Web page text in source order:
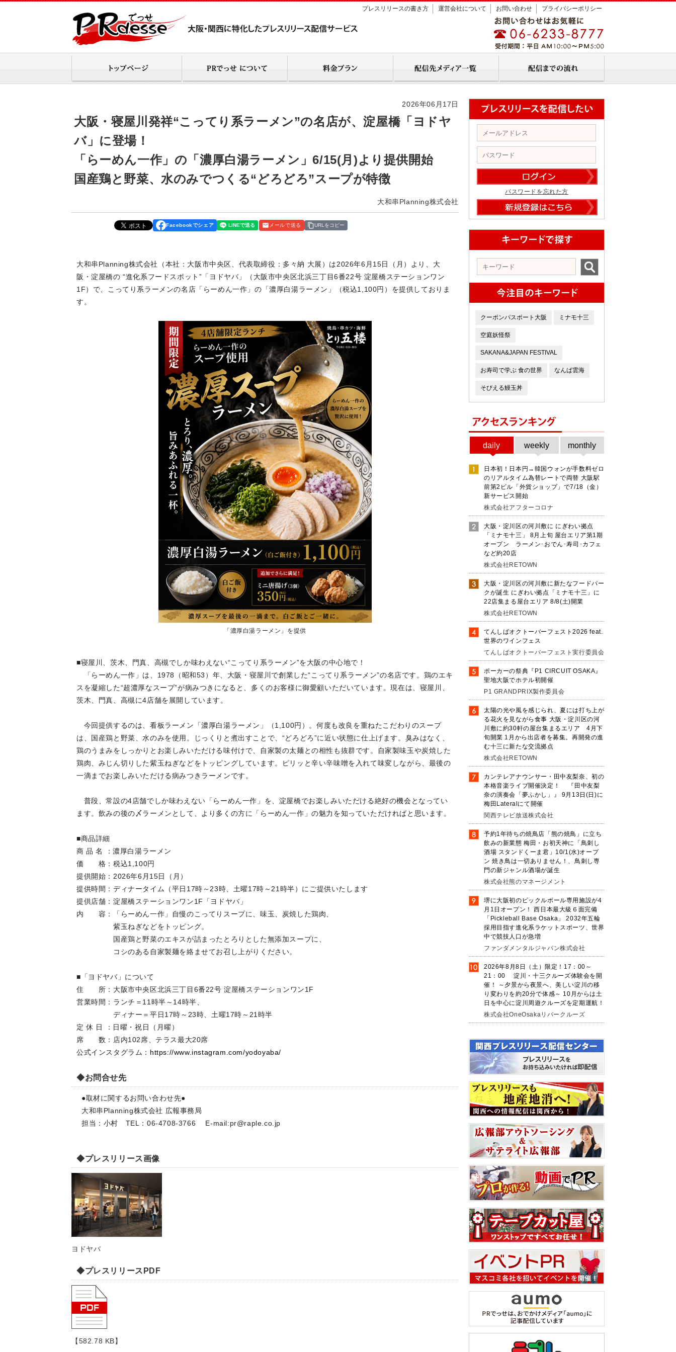
プレスリリースの書き方 運営会社について お問い合わせ プライバシーポリシー
2026年06月17日
大阪・寝屋川発祥“こってり系ラーメン”の名店が、淀屋橋「ヨドヤ
バ」に登場！
「らーめん一作」の「濃厚白湯ラーメン」6/15(月)より提供開始
国産鶏と野菜、水のみでつくる“どろどろ”スープが特徴
大和串Planning株式会社
Facebookでシェア メールで送る URLをコピー
大和串Planning株式会社（本社：大阪市中央区、代表取締役：多々納 大展）は2026年6月15日（月）より、大
阪・淀屋橋の “進化系フードスポット”「ヨドヤバ」（大阪市中央区北浜三丁目6番22号 淀屋橋ステーションワン
1F）で、こってり系ラーメンの名店「らーめん一作」の「濃厚白湯ラーメン」（税込1,100円）を提供しておりま
す。
「濃厚白湯ラーメン」を提供
■寝屋川、茨木、門真、高槻でしか味わえない“こってり系ラーメン”を大阪の中心地で！
「らーめん一作」は、1978（昭和53）年、大阪・寝屋川で創業した“こってり系ラーメン”の名店です。鶏のエキ
スを凝縮した“超濃厚なスープ”が病みつきになると、多くのお客様に御愛顧いただいています。現在は、寝屋川、
茨木、門真、高槻に4店舗を展開しています。
今回提供するのは、看板ラーメン「濃厚白湯ラーメン」（1,100円）。何度も改良を重ねたこだわりのスープ
は、国産鶏と野菜、水のみを使用。じっくりと煮出すことで、“どろどろ”に近い状態に仕上げます。臭みはなく、
鶏のうまみをしっかりとお楽しみいただける味付けで、自家製の太麺との相性も抜群です。自家製味玉や炭焼した
鶏肉、みじん切りした紫玉ねぎなどをトッピングしています。ピリッと辛い辛味噌を入れて味変しながら、最後の
一滴までお楽しみいただける病みつきラーメンです。
普段、常設の4店舗でしか味わえない「らーめん一作」を、淀屋橋でお楽しみいただける絶好の機会となってい
ます。飲みの後の〆ラーメンとして、より多くの方に「らーめん一作」の魅力を知っていただければと思います。
■商品詳細
商 品 名 ：濃厚白湯ラーメン
価 格：税込1,100円
提供開始：2026年6月15日（月）
提供時間：ディナータイム（平日17時～23時、土曜17時～21時半）にご提供いたします
提供店舗：淀屋橋ステーションワン1F「ヨドヤバ」
内 容：「らーめん一作」自慢のこってりスープに、味玉、炭焼した鶏肉、
紫玉ねぎなどをトッピング。
国産鶏と野菜のエキスが詰まったとろりとした無添加スープに、
コシのある自家製麺を絡ませてお召し上がりください。
■「ヨドヤバ」について
住 所：大阪市中央区北浜三丁目6番22号 淀屋橋ステーションワン1F
営業時間：ランチ＝11時半～14時半、
ディナー＝平日17時～23時、土曜17時～21時半
定 休 日 ：日曜・祝日（月曜）
席 数：店内102席、テラス最大20席
公式インスタグラム： https://www.instagram.com/yodoyaba/
◆お問合せ先
●取材に関するお問い合わせ先●
大和串Planning株式会社 広報事務局
担当：小村 TEL：06-4708-3766 E-mail:pr@raple.co.jp
◆プレスリリース画像
ヨドヤバ
◆プレスリリースPDF
【582.78 KB】
パスワードを忘れた方
クーポンパスポート大阪 ミナモ十三
空庭妖怪祭
SAKANA&JAPAN FESTIVAL
お寿司で学ぶ 食の世界 なんば雲海
そびえる鰻玉丼
daily weekly monthly
日本初！日本円→韓国ウォンが手数料ゼロ
のリアルタイム為替レートで両替 大阪駅
前第2ビル「外貨ショップ」で7/18（金）
新サービス開始
株式会社アフターコロナ
大阪・淀川区の河川敷に にぎわい拠点
「ミナモ十三」 8月上旬 屋台エリア第1期
オープン ラーメン･おでん･寿司･カフェ
など約20店
株式会社RETOWN
大阪・淀川区の河川敷に新たなフードパー
クが誕生 にぎわい拠点「ミナモ十三」に
22店集まる屋台エリア 8/8(土)開業
株式会社RETOWN
てんしばオクトーバーフェスト2026 feat.
世界のワインフェス
てんしばオクトーバーフェスト実行委員会
ポーカーの祭典『P1 CIRCUIT OSAKA』
聖地大阪でホテル初開催
P1 GRANDPRIX製作委員会
太陽の光や風を感じられ、夏には打ち上が
る花火を見ながら食事 大阪・淀川区の河
川敷に約30軒の屋台集まるエリア 4月下
旬開業 1月から出店者を募集。再開発の進
む十三に新たな交流拠点
株式会社RETOWN
カンテレアナウンサー・田中友梨奈、初の
本格音楽ライブ開催決定！ 『田中友梨
奈の演奏会「夢ふかし」』 9月13日(日)に
梅田Lateralにて開催
関西テレビ放送株式会社
予約1年待ちの焼鳥店「熊の焼鳥」に立ち
飲みの新業態 梅田・お初天神に「鳥刺し
酒場 スタンドくーま君」10/1(水)オープ
ン 焼き鳥は一切ありません！、鳥刺し専
門の新ジャンル酒場が誕生
株式会社熊のマネージメント
堺に大阪初のピックルボール専用施設が4
月1日オープン！ 西日本最大級６面完備
「Pickleball Base Osaka」 2032年五輪
採用目指す進化系ラケットスポーツ、世界
中で競技人口が急増
ファンダメンタルジャパン株式会社
2026年8月8日（土）限定！17：00～
21：00 淀川・十三クルーズ体験会を開
催！ ～夕景から夜景へ、美しい淀川の移
り変わりを約20分で体感～ 10月からは土
日を中心に淀川周遊クルーズを定期運航！
株式会社OneOsakaリバークルーズ